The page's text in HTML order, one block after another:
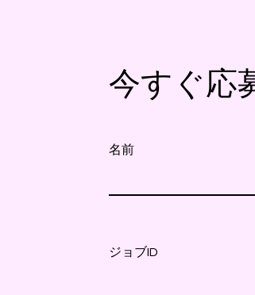
今すぐ応
名前
ジョブID